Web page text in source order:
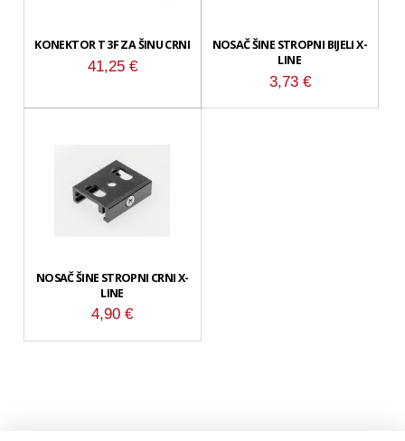
KONEKTOR T 3F ZA ŠINU CRNI
41,25 €
NOSAČ ŠINE STROPNI BIJELI X-
LINE
3,73 €
NOSAČ ŠINE STROPNI CRNI X-
LINE
4,90€